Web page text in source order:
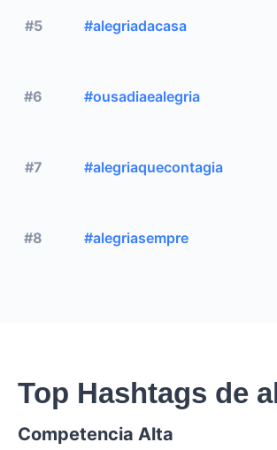
#5 #alegriadacasa
#6 #ousadiaealegria
#7 #alegriaquecontagia
#8 #alegriasempre
Top Hashtags de
Competencia Alta